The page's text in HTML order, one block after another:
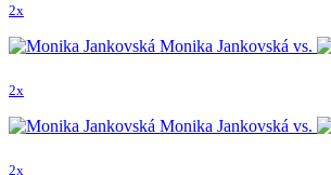
2x
Monika Jankovská vs.
2x
Monika Jankovská vs.
2x